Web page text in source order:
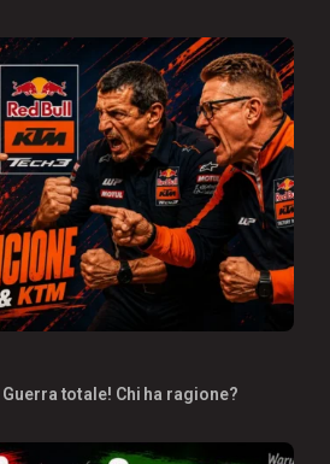
totale! Chi ha ragione?